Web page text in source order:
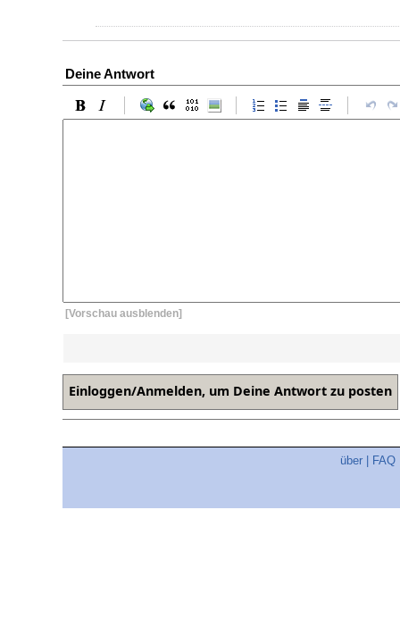
Deine Antwort
[Vorschau ausblenden]
über FAQ